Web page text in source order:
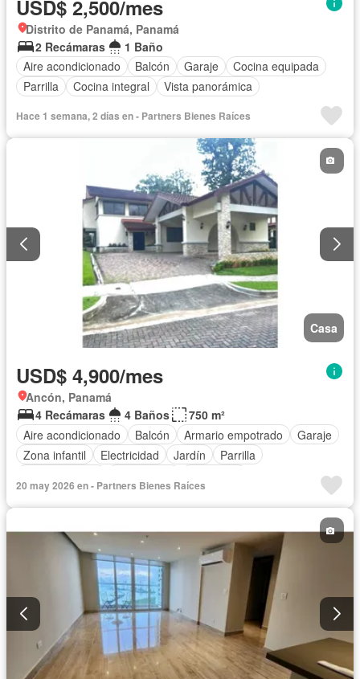
USD$ 2,500/mes
Distrito de Panamá, Panamá
2 Recámaras
1 Baño
Aire acondicionado
Balcón Garaje
Cocina equipada
Parrilla
Cocina integral Vista panorámica
Hace 1 semana, 2 días en - Partners Bienes Raíces
Casa
USD$ 4,900/mes
Ancón, Panamá
4 Recámaras
4 Baños
750 m²
Aire acondicionado
Balcón Armario empotrado
Garaje
Zona infantil
Electricidad Jardín
Parrilla
Cuarto de servicio
Piscina Cancha de tenis
20 may 2026 en - Partners Bienes Raíces